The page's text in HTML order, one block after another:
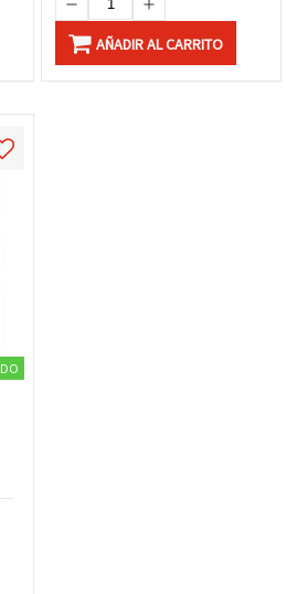
AÑADIR AL CARRITO